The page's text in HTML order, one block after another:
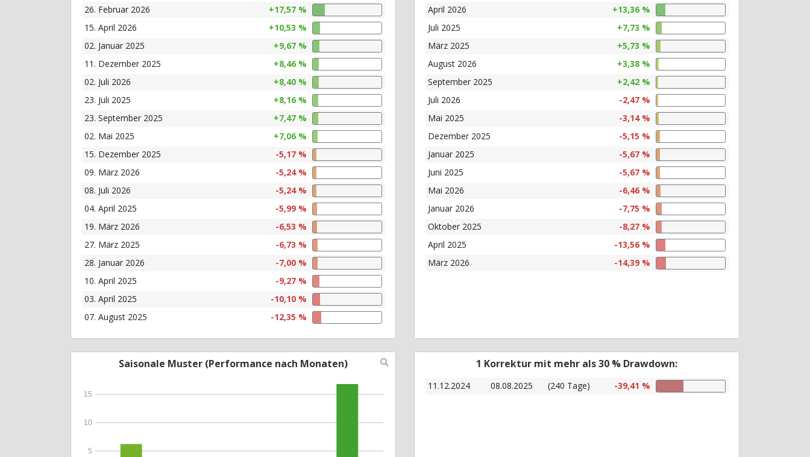
26. Februar 2026
+17,57 %
15. April 2026
+10,53 %
02. Januar 2025
+9,67 %
11. Dezember 2025
+8,46 %
02. Juli 2026
+8,40 %
23. Juli 2025
+8,16 %
23. September 2025
+7,47 %
02. Mai 2025
+7,06 %
15. Dezember 2025
-5,17 %
09. März 2026
-5,24 %
08. Juli 2026
-5,24 %
04. April 2025
-5,99 %
19. März 2026
-6,53 %
27. März 2025
-6,73 %
28. Januar 2026
-7,00 %
10. April 2025
-9,27 %
03. April 2025
-10,10 %
07. August 2025
-12,35 %
April 2026
+13,36 %
Juli 2025
+7,73 %
März 2025
+5,73 %
August 2026
+3,38 %
September 2025
+2,42 %
Juli 2026
-2,47 %
Mai 2025
-3,14 %
Dezember 2025
-5,15 %
Januar 2025
-5,67 %
Juni 2025
-5,67 %
Mai 2026
-6,46 %
Januar 2026
-7,75 %
Oktober 2025
-8,27 %
April 2025
-13,56 %
März 2026
-14,39 %
Saisonale Muster (Performance nach Monaten)
5
10
15
1 Korrektur mit mehr als 30 % Drawdown:
11.12.2024 08.08.2025 (240 Tage) -39,41 %